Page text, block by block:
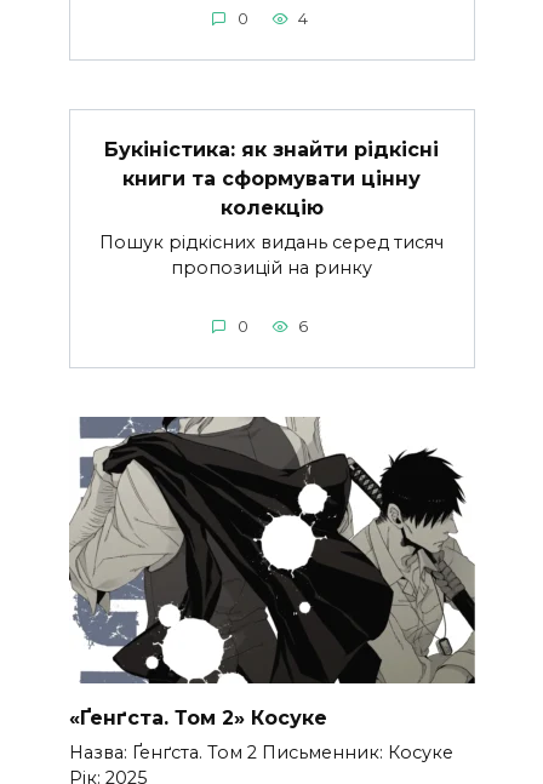
0 4
Букіністика: як знайти рідкісні
книги та сформувати цінну
колекцію
Пошук рідкісних видань серед тисяч
пропозицій на ринку
0 6
«Ґенґста. Том 2» Косуке
Назва: Ґенґста. Том 2 Письменник: Косуке
Рік: 2025